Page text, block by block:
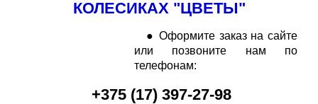
КОЛЕСИКАХ "ЦВЕТЫ"
● Оформите заказ на сайте
или позвоните нам по
телефонам:
+375 (17) 397-27-98